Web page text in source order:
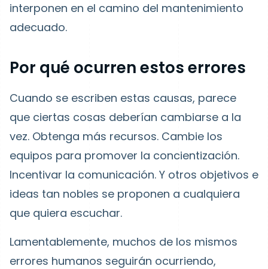
interponen en el camino del mantenimiento
adecuado.
Por qué ocurren estos errores
Cuando se escriben estas causas, parece
que ciertas cosas deberían cambiarse a la
vez. Obtenga más recursos. Cambie los
equipos para promover la concientización.
Incentivar la comunicación. Y otros objetivos e
ideas tan nobles se proponen a cualquiera
que quiera escuchar.
Lamentablemente, muchos de los mismos
errores humanos seguirán ocurriendo,